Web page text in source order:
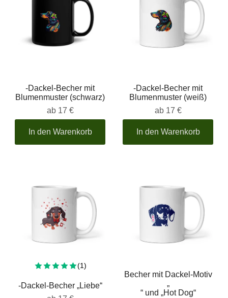
-Dackel-Becher mit
Blumenmuster (schwarz)
ab 17 €
In den Warenkorb
-Dackel-Becher mit
Blumenmuster (weiß)
ab 17 €
In den Warenkorb
(1)Insgesamt 1 Bewertung
-Dackel-Becher „Liebe“
Becher mit Dackel-Motiv
„
“ und „Hot Dog“